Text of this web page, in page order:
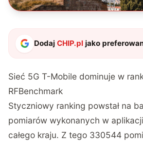
DodajCHIP.pl jako
Sieć 5G T-Mobile dominuje w
RFBenchmark
Styczniowy ranking powstał na
pomiarów wykonanych w
całego kraju. Z tego 330544